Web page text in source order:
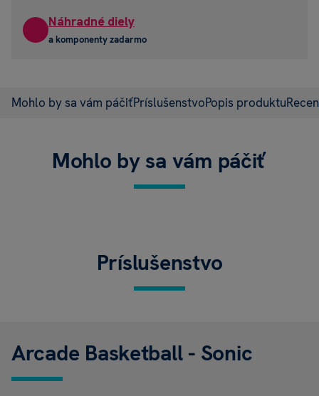
Náhradné diely
a komponenty zadarmo
Mohlo by sa vám páčiťPríslušenstvoPopis produktu
Mohlo by sa vám páčiť
Príslušenstvo
Arcade Basketball - Sonic